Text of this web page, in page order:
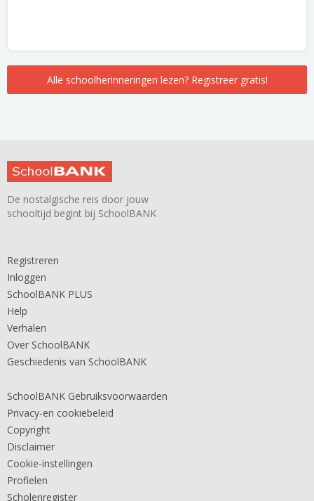
Alle schoolherinneringen lezen? Registreer gratis!
De nostalgische reis door jouw
schooltijd begint bij SchoolBANK
Registreren
Inloggen
SchoolBANK PLUS
Help
Verhalen
Over SchoolBANK
Geschiedenis van SchoolBANK
SchoolBANK Gebruiksvoorwaarden
Privacy-en cookiebeleid
Copyright
Disclaimer
Cookie-instellingen
Profielen
Scholenregister